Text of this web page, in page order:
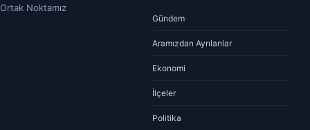
Ortak Noktamız
Gündem
Aramızdan Ayrılanlar
Ekonomi
İlçeler
Politika